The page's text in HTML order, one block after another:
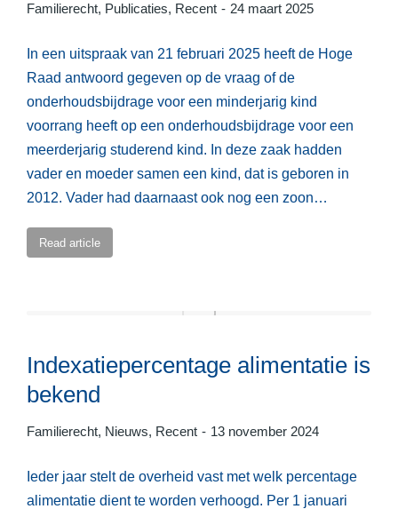
Familierecht, Publicaties, Recent 24 maart 2025
In een uitspraak van 21 februari 2025 heeft de Hoge
Raad antwoord gegeven op de vraag of de
onderhoudsbijdrage voor een minderjarig kind
voorrang heeft op een onderhoudsbijdrage voor een
meerderjarig studerend kind. In deze zaak hadden
vader en moeder samen een kind, dat is geboren in
2012. Vader had daarnaast ook nog een zoon…
Read article
Indexatiepercentage alimentatie is
bekend
Familierecht, Nieuws, Recent 13 november 2024
Ieder jaar stelt de overheid vast met welk percentage
alimentatie dient te worden verhoogd. Per 1 januari